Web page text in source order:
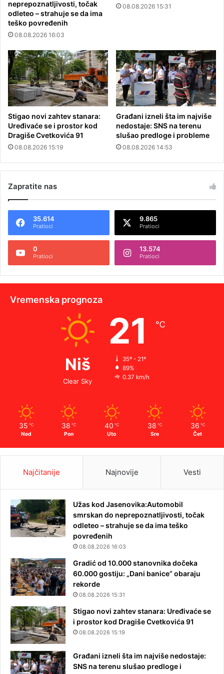
neprepoznatljivosti, točak
odleteo – strahuje se da ima
teško povređenih
08.08.2026 16:03
08.08.2026 15:31
Stigao novi zahtev stanara:
Uređivaće se i prostor kod
Dragiše Cvetkovića 91
08.08.2026 15:19
Građani izneli šta im najviše
nedostaje: SNS na terenu
slušao predloge i probleme
08.08.2026 14:53
Zapratite nas
35.614
Pratioci
9.865
Pratioci
0
Pratioci
13.574
Pratioci
Vremenska prognoza
Niš
Clear Sky
21 ℃
35º - 21º
89%
0.37 km/h
35 ℃
Ned
38 ℃
Pon
40 ℃
Uto
38 ℃
Sre
36 ℃
Čet
Najčitanije Najnovije Vesti
Užas kod Jasenovika:Automobil
smrskan do neprepoznatljivosti, točak
odleteo – strahuje se da ima teško
povređenih
08.08.2026 16:03
Gradić od 10.000 stanovnika dočeka
60.000 gostiju: „Dani banice“ obaraju
rekorde
08.08.2026 15:31
Stigao novi zahtev stanara: Uređivaće se
i prostor kod Dragiše Cvetkovića 91
08.08.2026 15:19
Građani izneli šta im najviše nedostaje:
SNS na terenu slušao predloge i